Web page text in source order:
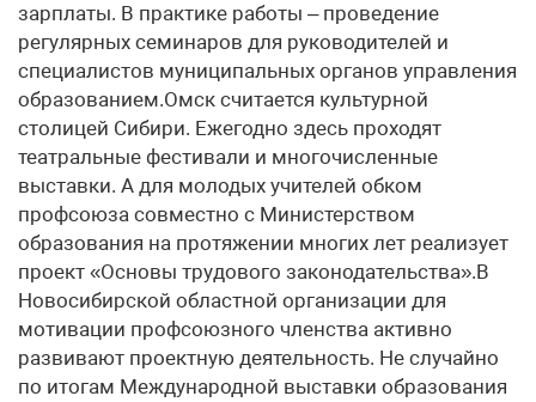
зарплаты. В практике работы – проведение
регулярных семинаров для руководителей и
специалистов муниципальных органов управления
образованием.Омск считается культурной
столицей Сибири. Ежегодно здесь проходят
театральные фестивали и многочисленные
выставки. А для молодых учителей обком
профсоюза совместно с Министерством
образования на протяжении многих лет реализует
проект «Основы трудового законодательства».В
Новосибирской областной организации для
мотивации профсоюзного членства активно
развивают проектную деятельность. Не случайно
по итогам Международной выставки образования